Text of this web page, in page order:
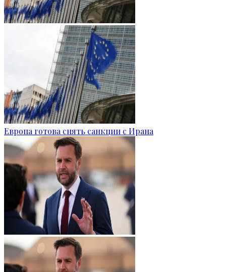
Европа готова снять санкции с Ирана